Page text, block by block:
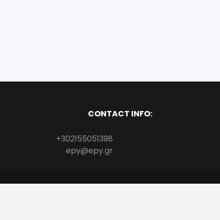
CONTACT INFO:
+302155051398
epy@epy.gr